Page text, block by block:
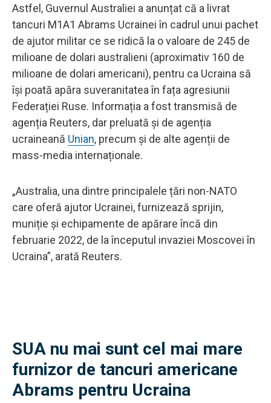
Astfel, Guvernul Australiei a anunțat că a livrat
tancuri M1A1 Abrams Ucrainei în cadrul unui pachet
de ajutor militar ce se ridică la o valoare de 245 de
milioane de dolari australieni (aproximativ 160 de
milioane de dolari americani), pentru ca Ucraina să
își poată apăra suveranitatea în fața agresiunii
Federației Ruse. Informația a fost transmisă de
agenția Reuters, dar preluată și de agenția
ucraineană Unian, precum și de alte agenții de
mass-media internaționale.
„Australia, una dintre principalele țări non-NATO
care oferă ajutor Ucrainei, furnizează sprijin,
muniție și echipamente de apărare încă din
februarie 2022, de la începutul invaziei Moscovei în
Ucraina”, arată Reuters.
SUA nu mai sunt cel mai mare
furnizor de tancuri americane
Abrams pentru Ucraina